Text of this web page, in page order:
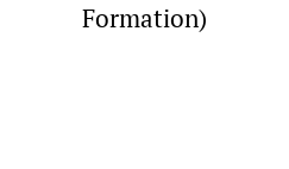
Formation)